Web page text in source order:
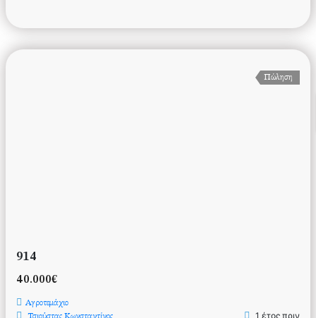
Πώληση
914
40.000€
Αγροτεμάχιο
1 έτος πριν